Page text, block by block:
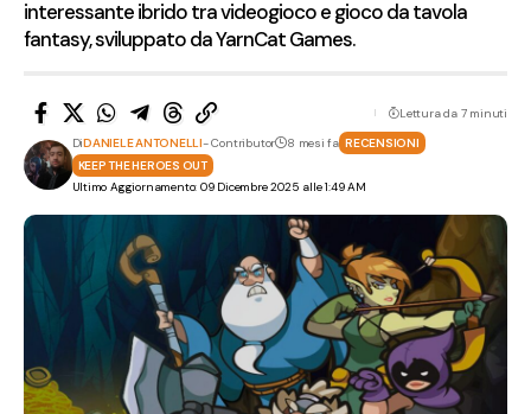
interessante ibrido tra videogioco e gioco da tavola
fantasy, sviluppato da YarnCat Games.
Ultimo Aggiornamento: 09 Dicembre 2025 alle 1:49 AM
DiDANIELE ANTONELLI- Contributor 8 mesi fa RECENSIONI
KEEP THE HEROES OUT
Lettura da 7 minuti